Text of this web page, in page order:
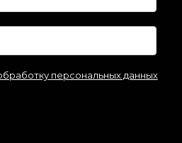
персональных данных